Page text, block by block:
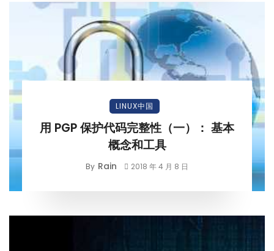
LINUX中国
用 PGP 保护代码完整性（一）： 基本
概念和工具
By Rain 2018 年 4 月 8 日